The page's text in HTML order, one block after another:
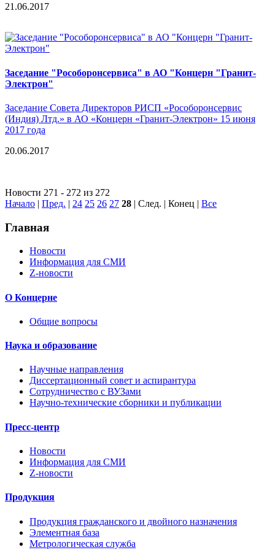
21.06.2017
Заседание "Рособоронсервиса" в АО "Концерн "Гранит-
Электрон"
Заседание Совета Директоров РИСП «Рособоронсервис
(Индия) Лтд.» в АО «Концерн «Гранит-Электрон» 15 июня
2017 года
20.06.2017
Новости 271 - 272 из 272
Начало | Пред. | 24 25 26 27 28 | След. | Конец | Все
Главная
Новости
Информация для СМИ
Z-новости
О Концерне
Общие вопросы
Наука и образование
Научные направления
Диссертационный совет и аспирантура
Сотрудничество с ВУЗами
Научно-технические сборники и публикации
Пресс-центр
Новости
Информация для СМИ
Z-новости
Продукция
Продукция гражданского и двойного назначения
Элементная база
Метрологическая служба